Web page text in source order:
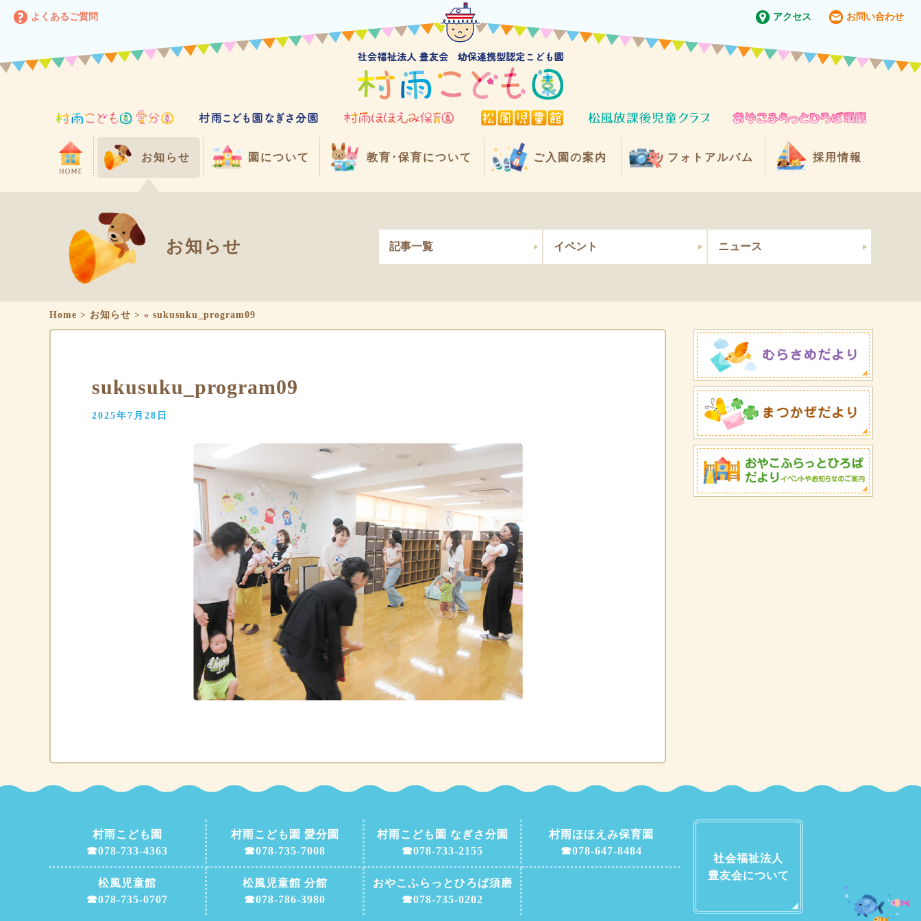
お知らせ 園について 教育･保育について ご入園の案内 フォトアルバム 採用情報
よくあるご質問 アクセス お問い合わせ
sukusuku_program09
2025年7月28日
Home > お知らせ > » sukusuku_program09
お知らせ 記事一覧 イベント ニュース
社会福祉法人
豊友会について
村雨こども園
☎078-733-4363
村雨こども園 愛分園
☎078-735-7008
村雨こども園 なぎさ分園
☎078-733-2155
村雨ほほえみ保育園
☎078-647-8484
松風児童館
☎078-735-0707
松風児童館 分館
☎078-786-3980
おやこふらっとひろば須磨
☎078-735-0202